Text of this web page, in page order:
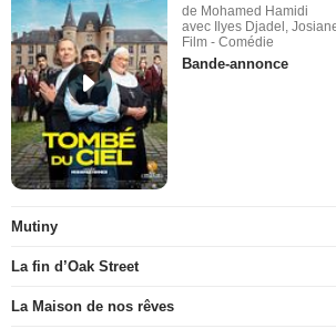
de Mohamed Hamidi
avec Ilyes Djadel,
Film - Comédie
Bande-annonce
Mutiny
La fin d’Oak Street
La Maison de nos rêves